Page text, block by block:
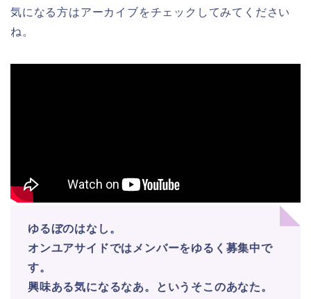
気になる方はアーカイブをチェックしてみてください
ね。
ゆるぼのはなし。
オンユアサイドではメンバーをゆるく募集中で
す。
興味ある気になるなあ。というそこのあなた。